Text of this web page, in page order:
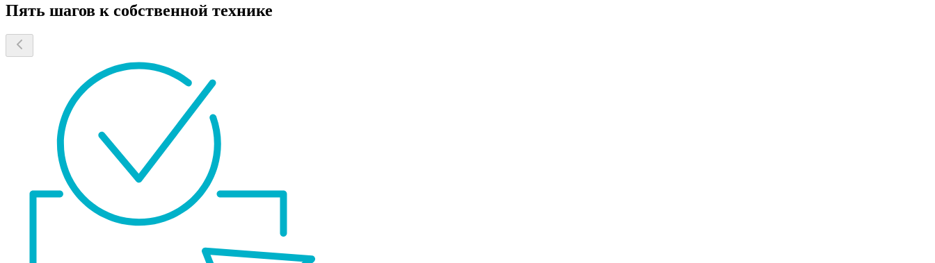
Пять шагов к собственной технике